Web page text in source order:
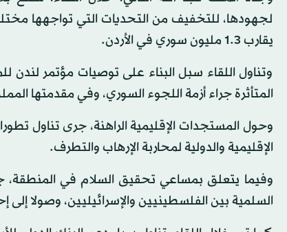
لجهودها، للتخفيف من التحديات التي تواجهها
يقارب 1.3 مليون سوري في الأردن.
وتناول اللقاء سبل البناء على توصيات مؤتمر لندن
المتأثرة جراء أزمة اللجوء السوري، وفي مقدمتها
وحول المستجدات الإقليمية الراهنة، جرى تناول
الإقليمية والدولية لمحاربة الإرهاب والتطرف.
وفيما يتعلق بمساعي تحقيق السلام في المنطقة،
السلمية بين الفلسطينيين والإسرائيليين، وصولا